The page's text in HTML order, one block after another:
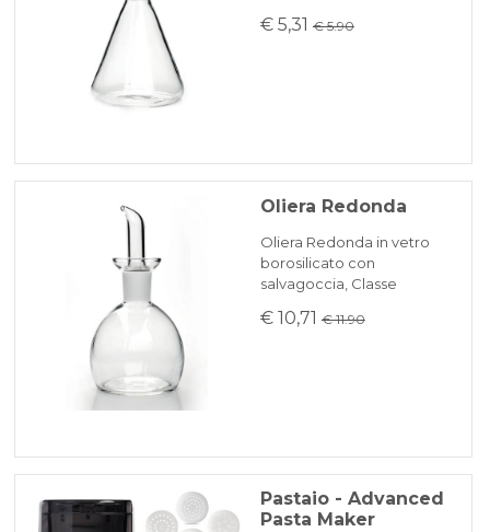
€ 5,31 € 5.90
Oliera Redonda
Oliera Redonda in vetro
borosilicato con
salvagoccia, Classe
€ 10,71 € 11.90
Pastaio - Advanced
Pasta Maker